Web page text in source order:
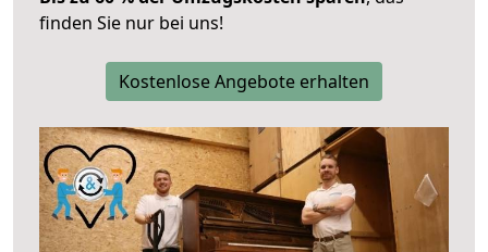
finden Sie nur bei uns!
Kostenlose Angebote erhalten